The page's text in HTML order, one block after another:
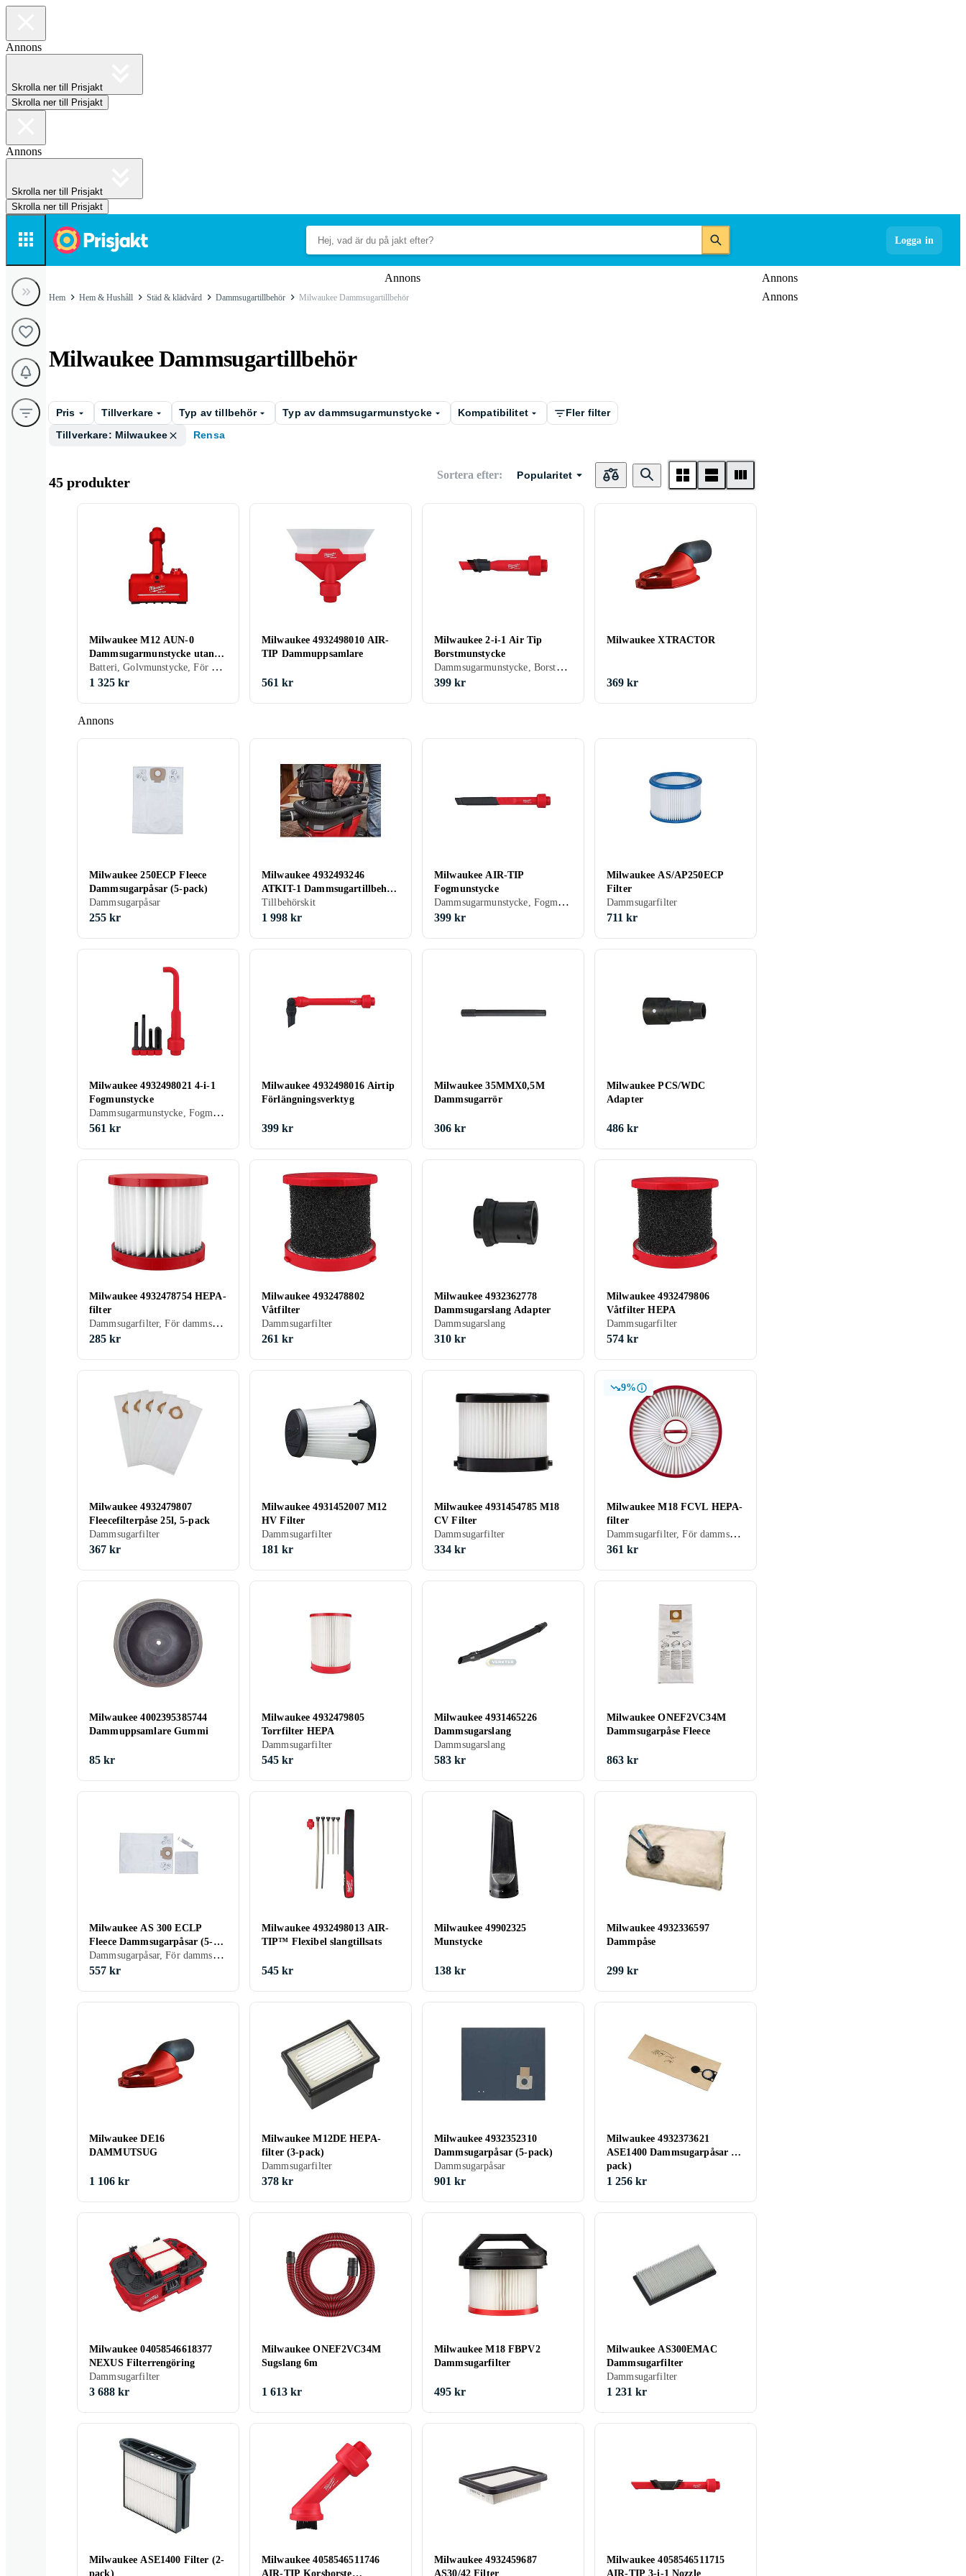
Annons
Skrolla ner till Prisjakt
Skrolla ner till Prisjakt
Annons
Skrolla ner till Prisjakt
Skrolla ner till Prisjakt
Logga in
Annons
Annons
Annons
Hem Hem & Hushåll Städ & klädvård Dammsugartillbehör Milwaukee Dammsugartillbehör
Milwaukee Dammsugartillbehör
Pris Tillverkare Typ av tillbehör Typ av dammsugarmunstycke Kompatibilitet
Fler filter
Tillverkare: Milwaukee
Rensa
45 produkter Sortera efter: Popularitet
Annons
Milwaukee M12 AUN-0
Dammsugarmunstycke utan
batteri och laddare
Batteri, Golvmunstycke, För dammsugare
1 325 kr
Milwaukee 4932498010 AIR-
TIP Dammuppsamlare
561 kr
Milwaukee 2-i-1 Air Tip
Borstmunstycke
Dammsugarmunstycke, Borstmunstycke
399 kr
Milwaukee XTRACTOR
369 kr
Milwaukee 250ECP Fleece
Dammsugarpåsar (5-pack)
Dammsugarpåsar
255 kr
Milwaukee 4932493246
ATKIT-1 Dammsugartillbehör
Kit
Tillbehörskit
1 998 kr
Milwaukee AIR-TIP
Fogmunstycke
Dammsugarmunstycke, Fogmunstycke
399 kr
Milwaukee AS/AP250ECP
Filter
Dammsugarfilter
711 kr
Milwaukee 4932498021 4-i-1
Fogmunstycke
Dammsugarmunstycke, Fogmunstycke
561 kr
Milwaukee 4932498016 Airtip
Förlängningsverktyg
399 kr
Milwaukee 35MMX0,5M
Dammsugarrör
306 kr
Milwaukee PCS/WDC
Adapter
486 kr
Milwaukee 4932478754 HEPA-
filter
Dammsugarfilter, För dammsugare
285 kr
Milwaukee 4932478802
Våtfilter
Dammsugarfilter
261 kr
Milwaukee 4932362778
Dammsugarslang Adapter
Dammsugarslang
310 kr
Milwaukee 4932479806
Våtfilter HEPA
Dammsugarfilter
574 kr
Milwaukee 4932479807
Fleecefilterpåse 25l, 5-pack
Dammsugarfilter
367 kr
Milwaukee 4931452007 M12
HV Filter
Dammsugarfilter
181 kr
Milwaukee 4931454785 M18
CV Filter
Dammsugarfilter
334 kr
9%
Milwaukee M18 FCVL HEPA-
filter
Dammsugarfilter, För dammsugare
361 kr
Milwaukee 4002395385744
Dammuppsamlare Gummi
85 kr
Milwaukee 4932479805
Torrfilter HEPA
Dammsugarfilter
545 kr
Milwaukee 4931465226
Dammsugarslang
Dammsugarslang
583 kr
Milwaukee ONEF2VC34M
Dammsugarpåse Fleece
863 kr
Milwaukee AS 300 ECLP
Fleece Dammsugarpåsar (5-
pk)
Dammsugarpåsar, För dammsugare
557 kr
Milwaukee 4932498013 AIR-
TIP™ Flexibel slangtillsats
545 kr
Milwaukee 49902325
Munstycke
138 kr
Milwaukee 4932336597
Dammpåse
299 kr
Milwaukee DE16
DAMMUTSUG
1 106 kr
Milwaukee M12DE HEPA-
filter (3-pack)
Dammsugarfilter
378 kr
Milwaukee 4932352310
Dammsugarpåsar (5-pack)
Dammsugarpåsar
901 kr
Milwaukee 4932373621
ASE1400 Dammsugarpåsar (5-
pack)
1 256 kr
Milwaukee 04058546618377
NEXUS Filterrengöring
Dammsugarfilter
3 688 kr
Milwaukee ONEF2VC34M
Sugslang 6m
1 613 kr
Milwaukee M18 FBPV2
Dammsugarfilter
495 kr
Milwaukee AS300EMAC
Dammsugarfilter
Dammsugarfilter
1 231 kr
Milwaukee ASE1400 Filter (2-
pack)
Milwaukee 4058546511746
AIR-TIP Korsborste
Milwaukee 4932459687
AS30/42 Filter
Milwaukee 4058546511715
AIR-TIP 3-i-1 Nozzle